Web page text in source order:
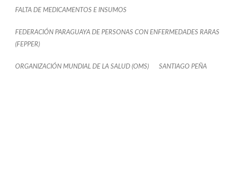
FALTA DE MEDICAMENTOS E INSUMOS
FEDERACIÓN PARAGUAYA DE PERSONAS CON ENFERMEDADES RARAS
(FEPPER)
ORGANIZACIÓN MUNDIAL DE LA SALUD (OMS) SANTIAGO PEÑA